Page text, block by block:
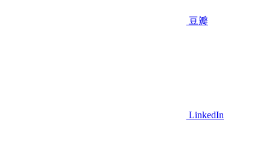
豆瓣
LinkedIn